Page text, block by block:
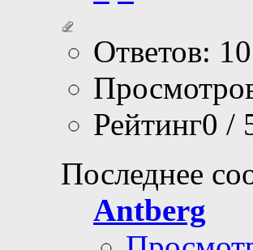
Ответов: 10
Рейтинг0 /
Последнее
Antberg